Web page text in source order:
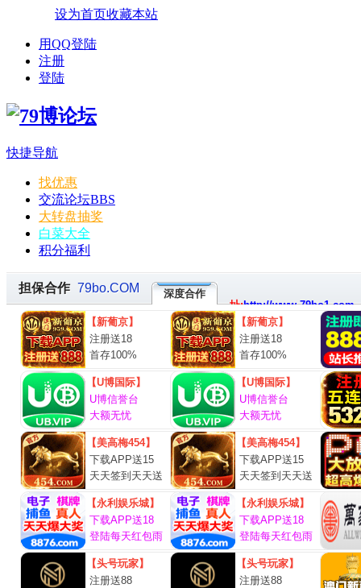
设为首页收藏本站
用QQ登陆
注册
登陆
快捷导航
找优惠
交流论坛BBS
大转盘抽奖
白菜大全
积分福利